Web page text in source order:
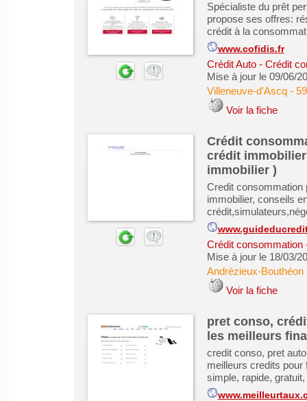
Spécialiste du prêt
propose ses offres:
crédit à la
www.cofidis.fr
Crédit Auto- Crédit
Mise à jour le 09/06/
Villeneuve-d'Ascq-
Voir la fiche
Crédit
crédit
immobilier )
Credit consommation
immobilier, conseils
Crédit consommation
Mise à jour le 18/03/
Andrézieux-Bouthéon
Voir la fiche
pret conso,
les meilleurs
credit conso, pret
meilleurs credits
simple, rapide,